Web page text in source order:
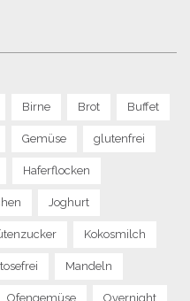
Birne Brot Buffet
Gemüse glutenfrei
Haferflocken
Joghurt
Kokosmilch
Mandeln
Ofengemüse Overnight